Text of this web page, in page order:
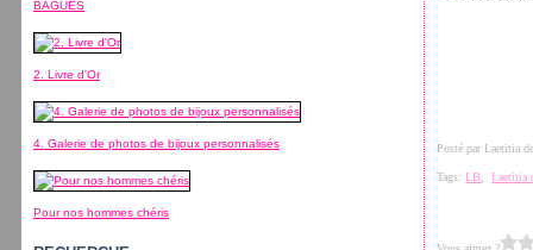
BAGUES
2. Livre d'Or
4. Galerie de photos de bijoux personnalisés
Pour nos hommes chéris
Posté par Laetitia
Tags:LB ,Laetitia